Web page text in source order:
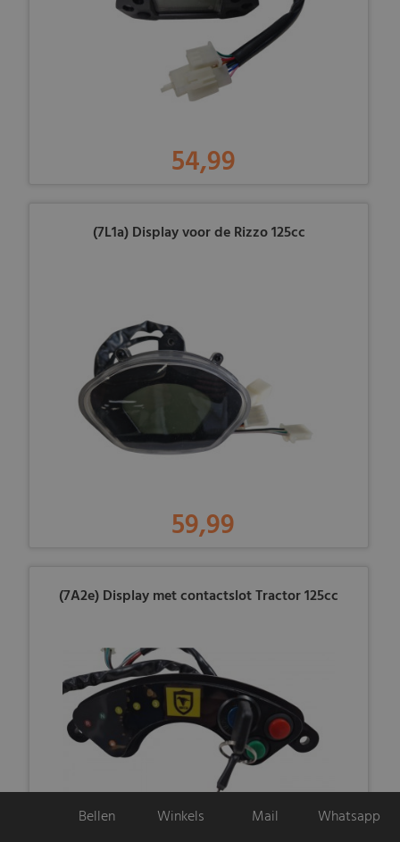
54,99
(7L1a) Display voor de Rizzo 125cc
59,99
(7A2e) Display met contactslot Tractor 125cc
Bellen Winkels Mail Whatsapp